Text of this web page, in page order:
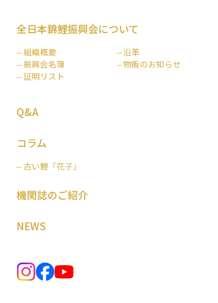
全日本錦鯉振興会について
組織概要
沿革
振興会名簿
物販のお知らせ
証明リスト
Q&A
コラム
古い鯉「花子」
機関誌のご紹介
NEWS